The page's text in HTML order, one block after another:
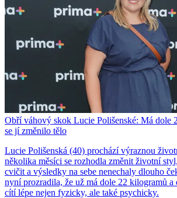
Obří váhový skok Lucie Polišenské: Má dole
se jí změnilo tělo
Lucie Polišenská (40) prochází výraznou
několika měsíci se rozhodla změnit životní
cvičit a výsledky na sebe nenechaly dlouho
nyní prozradila, že už má dole 22 kilogramů a
cítí lépe nejen fyzicky, ale také psychicky.